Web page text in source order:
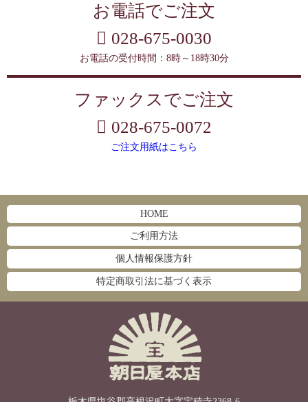
お電話でご注文
028-675-0030
お電話の受付時間：8時～18時30分
ファックスでご注文
028-675-0072
ご注文用紙はこちら
HOME
ご利用方法
個人情報保護方針
特定商取引法に基づく表示